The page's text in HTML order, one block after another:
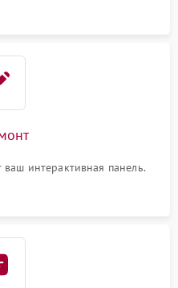
интерактивная панель.